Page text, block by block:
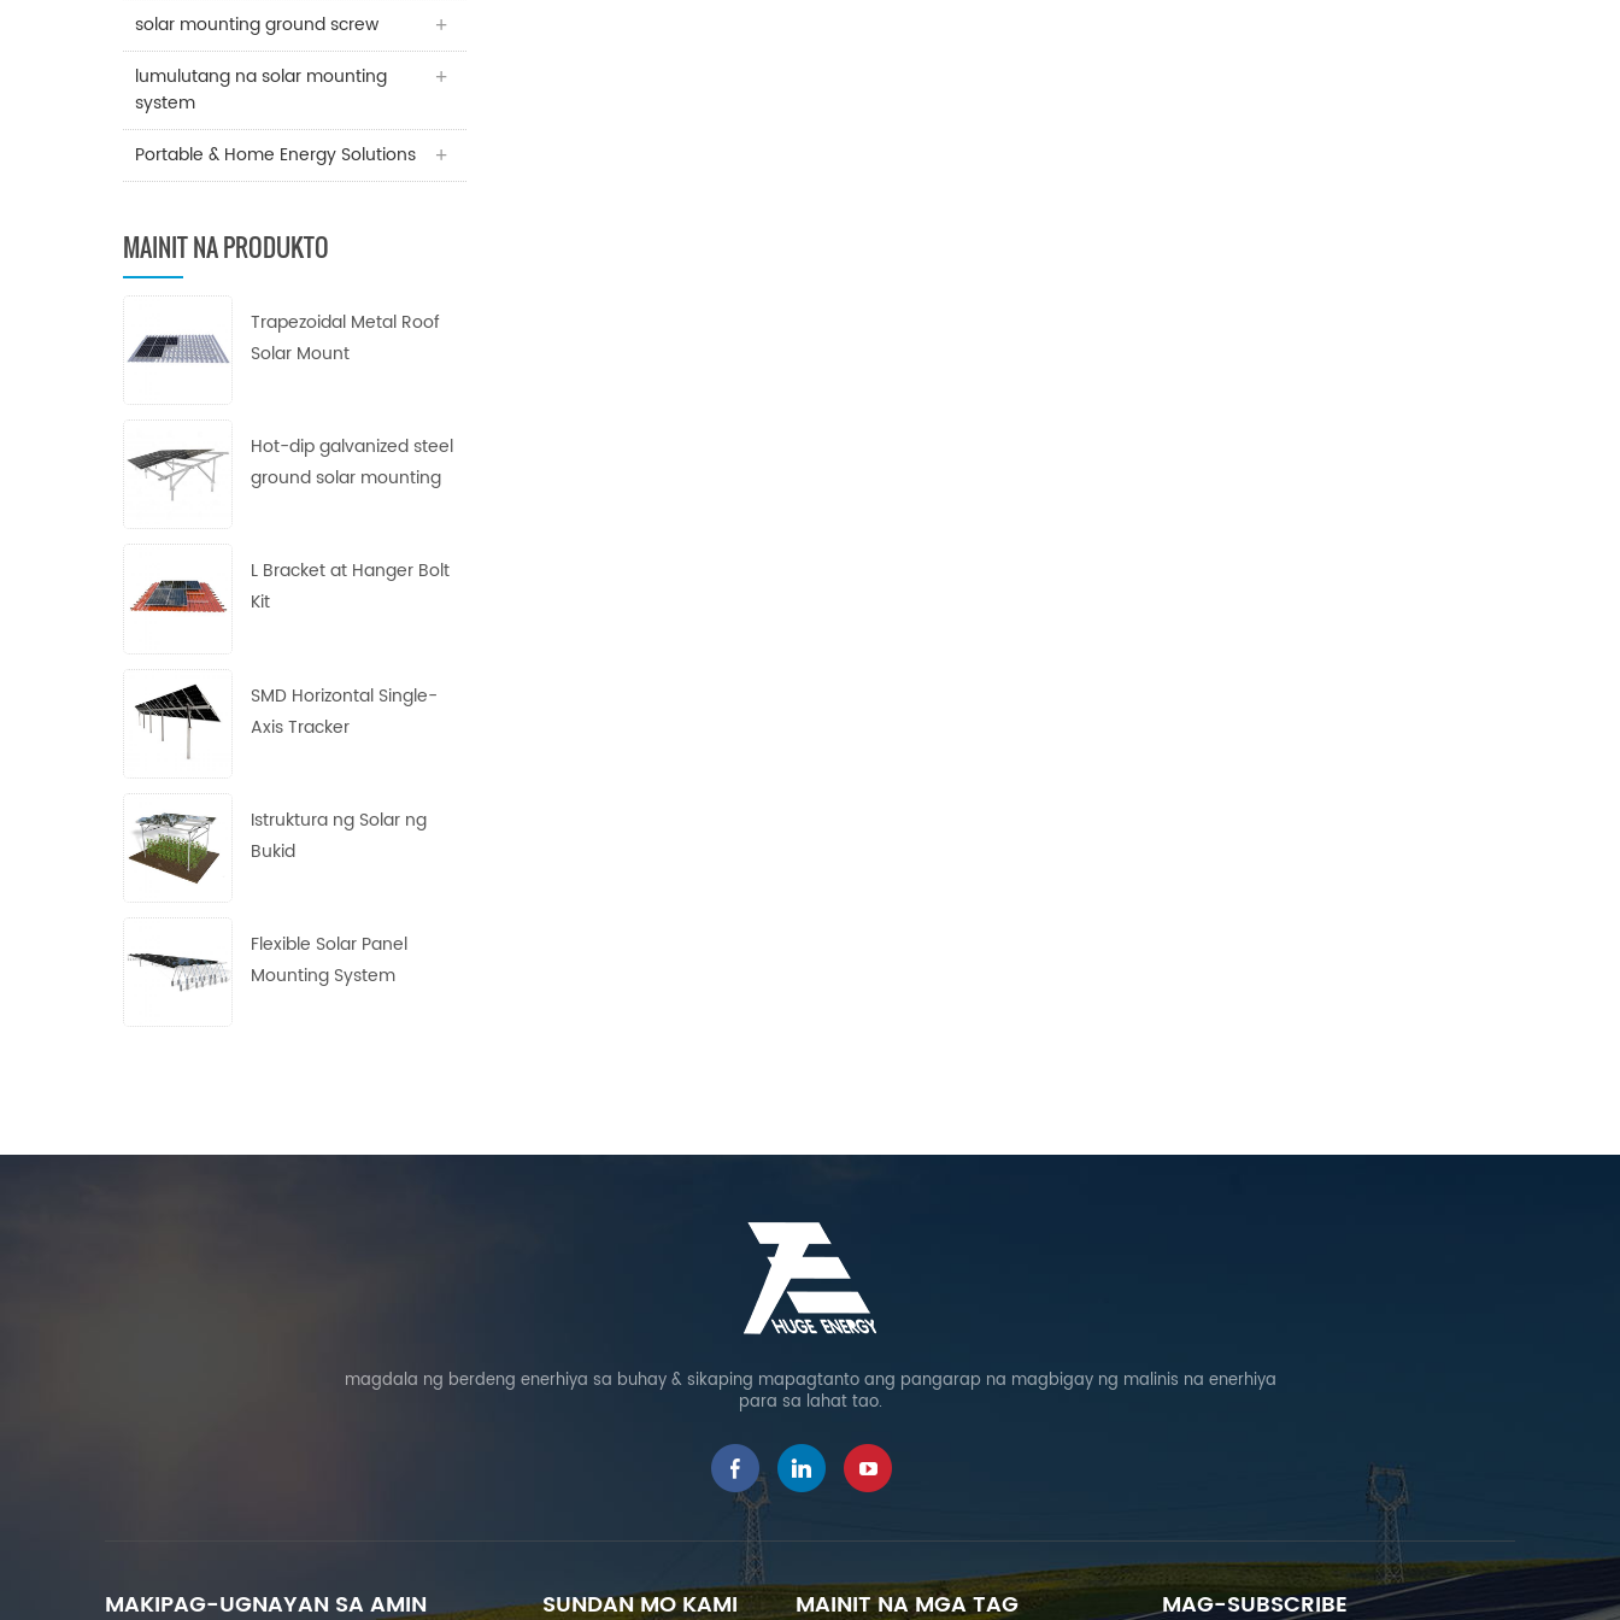
solar mounting ground screw
lumulutang na solar mounting
system
Portable & Home Energy Solutions
MAINIT NA PRODUKTO
Trapezoidal Metal Roof
Solar Mount
Hot-dip galvanized steel
ground solar mounting
L Bracket at Hanger Bolt
Kit
SMD Horizontal Single-
Axis Tracker
Istruktura ng Solar ng
Bukid
Flexible Solar Panel
Mounting System
magdala ng berdeng enerhiya sa buhay & sikaping mapagtanto ang pangarap na magbigay ng malinis na enerhiya
para sa lahat tao.
MAKIPAG-UGNAYAN SA AMIN SUNDAN MO KAMI MAINIT NA MGA TAG MAG-SUBSCRIBE